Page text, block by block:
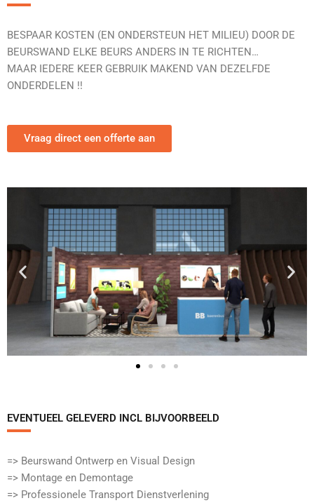
BESPAAR KOSTEN (EN ONDERSTEUN HET MILIEU) DOOR DE
BEURSWAND ELKE BEURS ANDERS IN TE RICHTEN…
MAAR IEDERE KEER GEBRUIK MAKEND VAN DEZELFDE
ONDERDELEN !!
Vraag direct een offerte aan
EVENTUEEL GELEVERD INCL BIJVOORBEELD​
=> Beurswand Ontwerp en Visual Design
=> Montage en Demontage
=> Professionele Transport Dienstverlening